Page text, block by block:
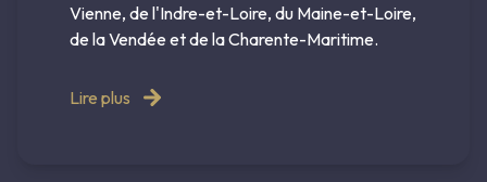
Vienne, de l'Indre-et-Loire, du Maine-et-Loire,
de la Vendée et de la Charente-Maritime.
Lire plus